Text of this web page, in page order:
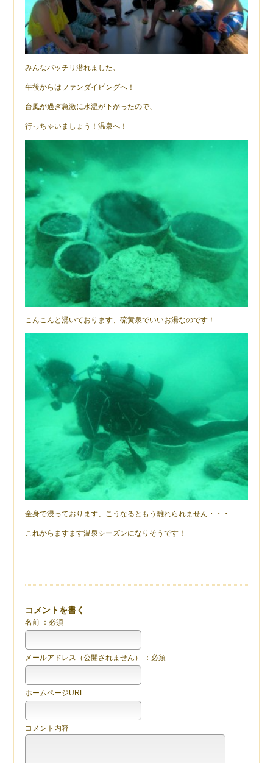
みんなバッチリ潜れました、
午後からはファンダイビングへ！
台風が過ぎ急激に水温が下がったので、
行っちゃいましょう！温泉へ！
こんこんと湧いております、硫黄泉でいいお湯なのです！
全身で浸っております、こうなるともう離れられません・・・
これからますます温泉シーズンになりそうです！
コメントを書く
名前 ：必須
メールアドレス（公開されません） ：必須
ホームページURL
コメント内容